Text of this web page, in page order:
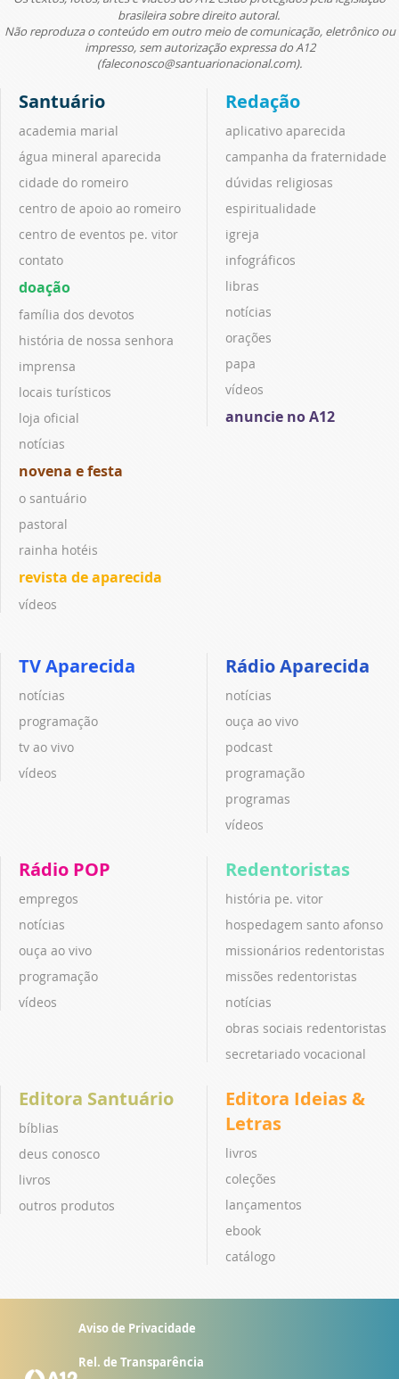
brasileira sobre direito autoral.
Não reproduza o conteúdo em outro meio de comunicação, eletrônico ou
impresso, sem autorização expressa do A12
(faleconosco@santuarionacional.com).
Santuário
academia marial
água mineral aparecida
cidade do romeiro
centro de apoio ao romeiro
centro de eventos pe. vitor
contato
doação
família dos devotos
história de nossa senhora
imprensa
locais turísticos
loja oficial
notícias
novena e festa
o santuário
pastoral
rainha hotéis
revista de aparecida
vídeos
Redação
aplicativo aparecida
campanha da fraternidade
dúvidas religiosas
espiritualidade
igreja
infográficos
libras
notícias
orações
papa
vídeos
anuncie no A12
TV Aparecida
notícias
programação
tv ao vivo
vídeos
Rádio Aparecida
notícias
ouça ao vivo
podcast
programação
programas
vídeos
Rádio POP
empregos
notícias
ouça ao vivo
programação
vídeos
Redentoristas
história pe. vitor
hospedagem santo afonso
missionários redentoristas
missões redentoristas
notícias
obras sociais redentoristas
secretariado vocacional
Editora Santuário
bíblias
deus conosco
livros
outros produtos
Editora Ideias &
Letras
livros
coleções
lançamentos
ebook
catálogo
Aviso de Privacidade
Rel. de Transparência